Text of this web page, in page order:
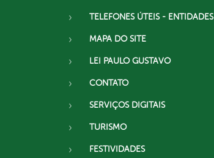
TELEFONES ÚTEIS - ENTIDADES
MAPA DO SITE
LEI PAULO GUSTAVO
CONTATO
SERVIÇOS DIGITAIS
TURISMO
FESTIVIDADES